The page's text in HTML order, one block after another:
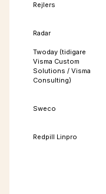
Rejlers
Radar
Twoday (tidigare
Visma Custom
Solutions / Visma
Consulting)
Sweco
Redpill Linpro